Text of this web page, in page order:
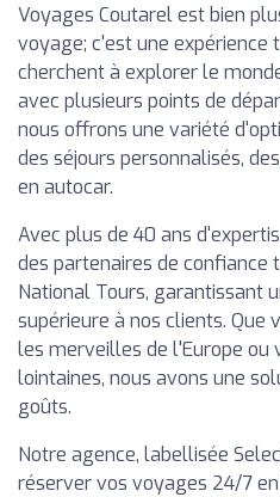
Voyages Coutarel est bien
voyage; c'est une expérience
cherchent à explorer le
avec plusieurs points de
nous offrons une variété
des séjours personnalisés,
en autocar.
Avec plus de 40 ans
des partenaires de confiance
National Tours, garantissant
supérieure à nos clients. Que
les merveilles de l'Europe ou
lointaines, nous avons une
goûts.
Notre agence, labellisée
réserver vos voyages 24/7